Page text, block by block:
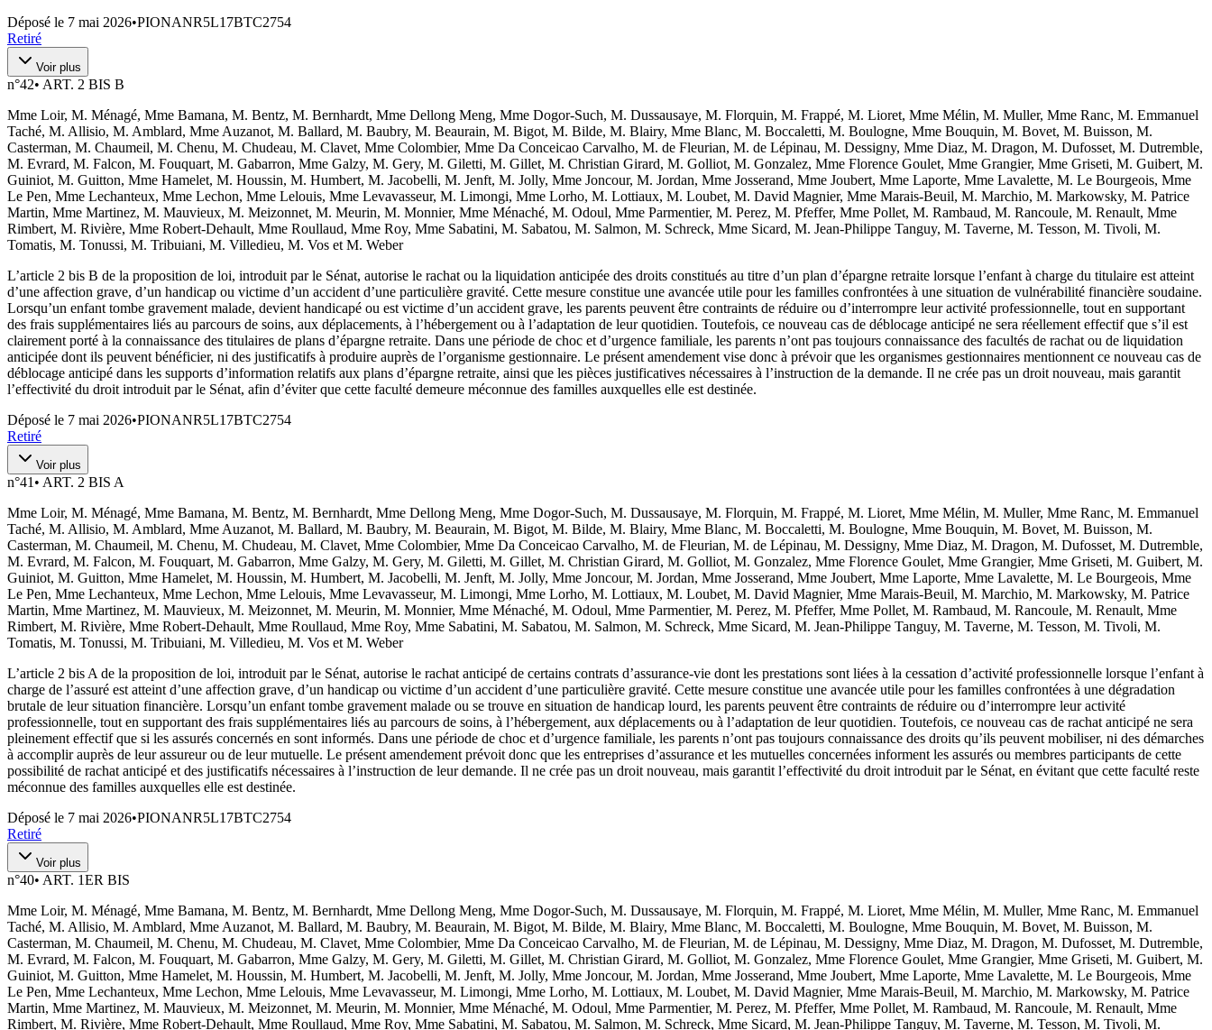
Déposé le 7 mai 2026•PIONANR5L17BTC2754
Retiré
Voir plus
n°42• ART. 2 BIS B
Mme Loir, M. Ménagé, Mme Bamana, M. Bentz, M. Bernhardt, Mme Dellong Meng, Mme Dogor-Such, M. Dussausaye, M. Florquin, M. Frappé, M. Lioret, Mme Mélin, M. Muller, Mme Ranc, M. Emmanuel
Taché, M. Allisio, M. Amblard, Mme Auzanot, M. Ballard, M. Baubry, M. Beaurain, M. Bigot, M. Bilde, M. Blairy, Mme Blanc, M. Boccaletti, M. Boulogne, Mme Bouquin, M. Bovet, M. Buisson, M.
Casterman, M. Chaumeil, M. Chenu, M. Chudeau, M. Clavet, Mme Colombier, Mme Da Conceicao Carvalho, M. de Fleurian, M. de Lépinau, M. Dessigny, Mme Diaz, M. Dragon, M. Dufosset, M. Dutremble,
M. Evrard, M. Falcon, M. Fouquart, M. Gabarron, Mme Galzy, M. Gery, M. Giletti, M. Gillet, M. Christian Girard, M. Golliot, M. Gonzalez, Mme Florence Goulet, Mme Grangier, Mme Griseti, M. Guibert, M.
Guiniot, M. Guitton, Mme Hamelet, M. Houssin, M. Humbert, M. Jacobelli, M. Jenft, M. Jolly, Mme Joncour, M. Jordan, Mme Josserand, Mme Joubert, Mme Laporte, Mme Lavalette, M. Le Bourgeois, Mme
Le Pen, Mme Lechanteux, Mme Lechon, Mme Lelouis, Mme Levavasseur, M. Limongi, Mme Lorho, M. Lottiaux, M. Loubet, M. David Magnier, Mme Marais-Beuil, M. Marchio, M. Markowsky, M. Patrice
Martin, Mme Martinez, M. Mauvieux, M. Meizonnet, M. Meurin, M. Monnier, Mme Ménaché, M. Odoul, Mme Parmentier, M. Perez, M. Pfeffer, Mme Pollet, M. Rambaud, M. Rancoule, M. Renault, Mme
Rimbert, M. Rivière, Mme Robert-Dehault, Mme Roullaud, Mme Roy, Mme Sabatini, M. Sabatou, M. Salmon, M. Schreck, Mme Sicard, M. Jean-Philippe Tanguy, M. Taverne, M. Tesson, M. Tivoli, M.
Tomatis, M. Tonussi, M. Tribuiani, M. Villedieu, M. Vos et M. Weber
L’article 2 bis B de la proposition de loi, introduit par le Sénat, autorise le rachat ou la liquidation anticipée des droits constitués au titre d’un plan d’épargne retraite lorsque l’enfant à charge du titulaire est atteint
d’une affection grave, d’un handicap ou victime d’un accident d’une particulière gravité. Cette mesure constitue une avancée utile pour les familles confrontées à une situation de vulnérabilité financière soudaine.
Lorsqu’un enfant tombe gravement malade, devient handicapé ou est victime d’un accident grave, les parents peuvent être contraints de réduire ou d’interrompre leur activité professionnelle, tout en supportant
des frais supplémentaires liés au parcours de soins, aux déplacements, à l’hébergement ou à l’adaptation de leur quotidien. Toutefois, ce nouveau cas de déblocage anticipé ne sera réellement effectif que s’il est
clairement porté à la connaissance des titulaires de plans d’épargne retraite. Dans une période de choc et d’urgence familiale, les parents n’ont pas toujours connaissance des facultés de rachat ou de liquidation
anticipée dont ils peuvent bénéficier, ni des justificatifs à produire auprès de l’organisme gestionnaire. Le présent amendement vise donc à prévoir que les organismes gestionnaires mentionnent ce nouveau cas de
déblocage anticipé dans les supports d’information relatifs aux plans d’épargne retraite, ainsi que les pièces justificatives nécessaires à l’instruction de la demande. Il ne crée pas un droit nouveau, mais garantit
l’effectivité du droit introduit par le Sénat, afin d’éviter que cette faculté demeure méconnue des familles auxquelles elle est destinée.
Déposé le 7 mai 2026•PIONANR5L17BTC2754
Retiré
Voir plus
n°41 • ART. 2 BIS A
Mme Loir, M. Ménagé, Mme Bamana, M. Bentz, M. Bernhardt, Mme Dellong Meng, Mme Dogor-Such, M. Dussausaye, M. Florquin, M. Frappé, M. Lioret, Mme Mélin, M. Muller, Mme Ranc, M. Emmanuel
Taché, M. Allisio, M. Amblard, Mme Auzanot, M. Ballard, M. Baubry, M. Beaurain, M. Bigot, M. Bilde, M. Blairy, Mme Blanc, M. Boccaletti, M. Boulogne, Mme Bouquin, M. Bovet, M. Buisson, M.
Casterman, M. Chaumeil, M. Chenu, M. Chudeau, M. Clavet, Mme Colombier, Mme Da Conceicao Carvalho, M. de Fleurian, M. de Lépinau, M. Dessigny, Mme Diaz, M. Dragon, M. Dufosset, M. Dutremble,
M. Evrard, M. Falcon, M. Fouquart, M. Gabarron, Mme Galzy, M. Gery, M. Giletti, M. Gillet, M. Christian Girard, M. Golliot, M. Gonzalez, Mme Florence Goulet, Mme Grangier, Mme Griseti, M. Guibert, M.
Guiniot, M. Guitton, Mme Hamelet, M. Houssin, M. Humbert, M. Jacobelli, M. Jenft, M. Jolly, Mme Joncour, M. Jordan, Mme Josserand, Mme Joubert, Mme Laporte, Mme Lavalette, M. Le Bourgeois, Mme
Le Pen, Mme Lechanteux, Mme Lechon, Mme Lelouis, Mme Levavasseur, M. Limongi, Mme Lorho, M. Lottiaux, M. Loubet, M. David Magnier, Mme Marais-Beuil, M. Marchio, M. Markowsky, M. Patrice
Martin, Mme Martinez, M. Mauvieux, M. Meizonnet, M. Meurin, M. Monnier, Mme Ménaché, M. Odoul, Mme Parmentier, M. Perez, M. Pfeffer, Mme Pollet, M. Rambaud, M. Rancoule, M. Renault, Mme
Rimbert, M. Rivière, Mme Robert-Dehault, Mme Roullaud, Mme Roy, Mme Sabatini, M. Sabatou, M. Salmon, M. Schreck, Mme Sicard, M. Jean-Philippe Tanguy, M. Taverne, M. Tesson, M. Tivoli, M.
Tomatis, M. Tonussi, M. Tribuiani, M. Villedieu, M. Vos et M. Weber
L’article 2 bis A de la proposition de loi, introduit par le Sénat, autorise le rachat anticipé de certains contrats d’assurance-vie dont les prestations sont liées à la cessation d’activité professionnelle lorsque l’enfant à
charge de l’assuré est atteint d’une affection grave, d’un handicap ou victime d’un accident d’une particulière gravité. Cette mesure constitue une avancée utile pour les familles confrontées à une dégradation
brutale de leur situation financière. Lorsqu’un enfant tombe gravement malade ou se trouve en situation de handicap lourd, les parents peuvent être contraints de réduire ou d’interrompre leur activité
professionnelle, tout en supportant des frais supplémentaires liés au parcours de soins, à l’hébergement, aux déplacements ou à l’adaptation de leur quotidien. Toutefois, ce nouveau cas de rachat anticipé ne sera
pleinement effectif que si les assurés concernés en sont informés. Dans une période de choc et d’urgence familiale, les parents n’ont pas toujours connaissance des droits qu’ils peuvent mobiliser, ni des démarches
à accomplir auprès de leur assureur ou de leur mutuelle. Le présent amendement prévoit donc que les entreprises d’assurance et les mutuelles concernées informent les assurés ou membres participants de cette
possibilité de rachat anticipé et des justificatifs nécessaires à l’instruction de leur demande. Il ne crée pas un droit nouveau, mais garantit l’effectivité du droit introduit par le Sénat, en évitant que cette faculté reste
méconnue des familles auxquelles elle est destinée.
Déposé le 7 mai 2026•PIONANR5L17BTC2754
Retiré
Voir plus
n°40• ART. 1ER BIS
Mme Loir, M. Ménagé, Mme Bamana, M. Bentz, M. Bernhardt, Mme Dellong Meng, Mme Dogor-Such, M. Dussausaye, M. Florquin, M. Frappé, M. Lioret, Mme Mélin, M. Muller, Mme Ranc, M. Emmanuel
Taché, M. Allisio, M. Amblard, Mme Auzanot, M. Ballard, M. Baubry, M. Beaurain, M. Bigot, M. Bilde, M. Blairy, Mme Blanc, M. Boccaletti, M. Boulogne, Mme Bouquin, M. Bovet, M. Buisson, M.
Casterman, M. Chaumeil, M. Chenu, M. Chudeau, M. Clavet, Mme Colombier, Mme Da Conceicao Carvalho, M. de Fleurian, M. de Lépinau, M. Dessigny, Mme Diaz, M. Dragon, M. Dufosset, M. Dutremble,
M. Evrard, M. Falcon, M. Fouquart, M. Gabarron, Mme Galzy, M. Gery, M. Giletti, M. Gillet, M. Christian Girard, M. Golliot, M. Gonzalez, Mme Florence Goulet, Mme Grangier, Mme Griseti, M. Guibert, M.
Guiniot, M. Guitton, Mme Hamelet, M. Houssin, M. Humbert, M. Jacobelli, M. Jenft, M. Jolly, Mme Joncour, M. Jordan, Mme Josserand, Mme Joubert, Mme Laporte, Mme Lavalette, M. Le Bourgeois, Mme
Le Pen, Mme Lechanteux, Mme Lechon, Mme Lelouis, Mme Levavasseur, M. Limongi, Mme Lorho, M. Lottiaux, M. Loubet, M. David Magnier, Mme Marais-Beuil, M. Marchio, M. Markowsky, M. Patrice
Martin, Mme Martinez, M. Mauvieux, M. Meizonnet, M. Meurin, M. Monnier, Mme Ménaché, M. Odoul, Mme Parmentier, M. Perez, M. Pfeffer, Mme Pollet, M. Rambaud, M. Rancoule, M. Renault, Mme
Rimbert, M. Rivière, Mme Robert-Dehault, Mme Roullaud, Mme Roy, Mme Sabatini, M. Sabatou, M. Salmon, M. Schreck, Mme Sicard, M. Jean-Philippe Tanguy, M. Taverne, M. Tesson, M. Tivoli, M.